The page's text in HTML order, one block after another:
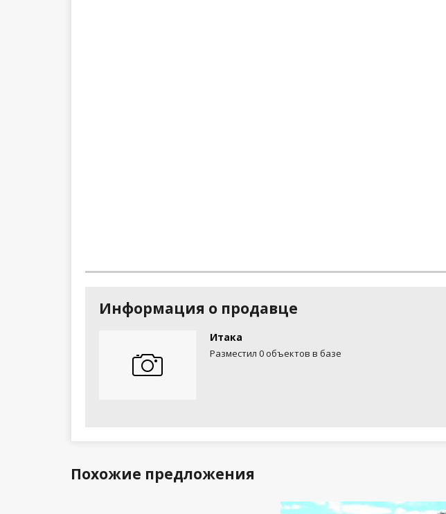
Информация о продавце
Итака
Разместил 0 объектов в базе
Похожие предложения